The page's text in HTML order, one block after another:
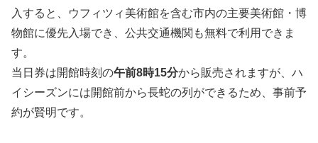
入すると、ウフィツィ美術館を含む市内の主要美術館・博
物館に優先入場でき、公共交通機関も無料で利用できま
す。
当日券は開館時刻の午前8時15分から販売されますが、ハ
イシーズンには開館前から長蛇の列ができるため、事前予
約が賢明です。